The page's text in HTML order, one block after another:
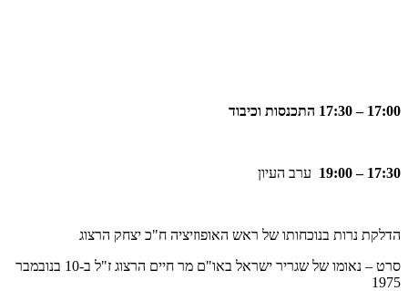
17:00 – 17:30 התכנסות וכיבוד
17:30
–
19:00 ערב העיון
הדלקת נרות בנוכחותו של ראש האופוזיציה ח"כ יצחק הרצוג
סרט – נאומו של שגריר ישראל באו"ם מר חיים הרצוג ז"ל ב-10 בנובמבר
1975